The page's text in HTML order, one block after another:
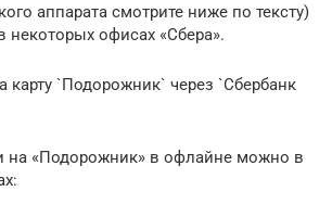
аппарата смотрите ниже по тексту)
некоторых офисах «Сбера».
карту `Подорожник` через `Сбербанк
на «Подорожник» в офлайне можно в